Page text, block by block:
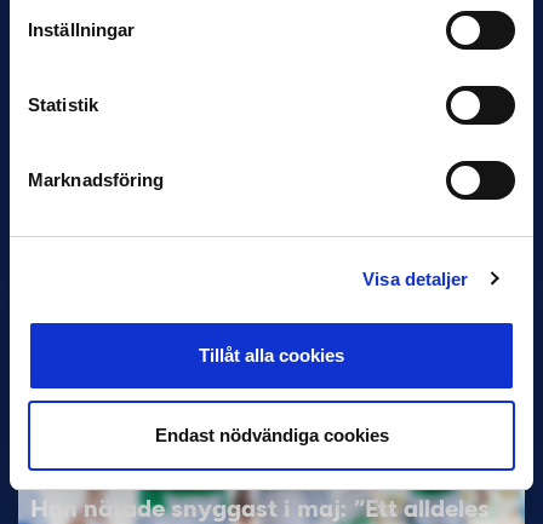
Inställningar
Statistik
Marknadsföring
Visa detaljer
Tillåt alla cookies
Endast nödvändiga cookies
11 JUNI
VM-spelare med förflutet i Allsvenskan
Bosnien & Hercegovina Armin Gigovic — Helsingborgs IF
Han nätade snyggast i maj: “Ett alldeles